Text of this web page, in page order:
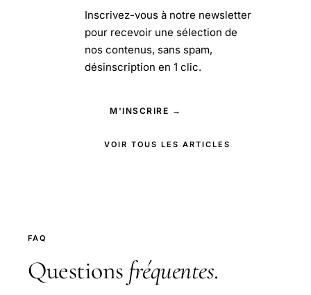
Inscrivez-vous à notre newsletter
pour recevoir une sélection de
nos contenus, sans spam,
désinscription en 1 clic.
M'INSCRIRE →
VOIR TOUS LES ARTICLES
FAQ
Questions fréquentes.